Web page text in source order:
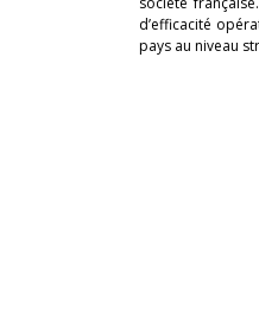
d’efficacité
pays au niveau